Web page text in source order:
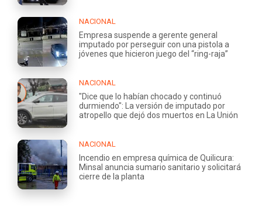
NACIONAL
Empresa suspende a gerente general
imputado por perseguir con una pistola a
jóvenes que hicieron juego del “ring-raja”
NACIONAL
"Dice que lo habían chocado y continuó
durmiendo": La versión de imputado por
atropello que dejó dos muertos en La Unión
NACIONAL
Incendio en empresa química de Quilicura:
Minsal anuncia sumario sanitario y solicitará
cierre de la planta